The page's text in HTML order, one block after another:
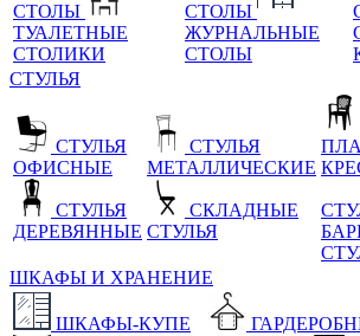
СТОЛЫ
ТУАЛЕТНЫЕ
СТОЛИКИ
СТОЛЫ
ЖУРНАЛЬНЫЕ
СТОЛЫ
СТУЛЬЯ
СТУЛЬЯ
ОФИСНЫЕ
СТУЛЬЯ
ДЕРЕВЯННЫЕ
СТУЛЬЯ
МЕТАЛЛИЧЕСКИЕ
СКЛАДНЫЕ
СТУЛЬЯ
ШКАФЫ И ХРАНЕНИЕ
ШКАФЫ-КУПЕ